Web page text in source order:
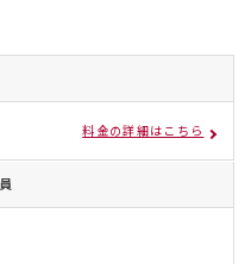
料金の詳細はこちら